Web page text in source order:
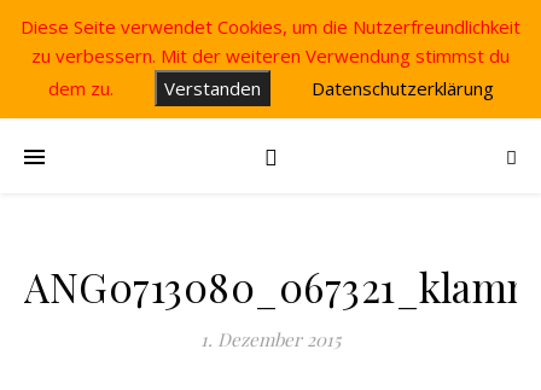
1. Dezember 2015
Diese Seite verwendet Cookies, um die Nutzerfreundlichkeit
zu verbessern. Mit der weiteren Verwendung stimmst du
dem zu.
Verstanden Datenschutzerklärung